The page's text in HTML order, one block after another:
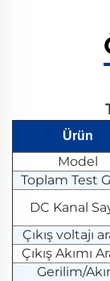
Ürün
Model
Toplam Test
DC Kanal
Çıkış voltajı
Çıkış Akımı
Gerilim/